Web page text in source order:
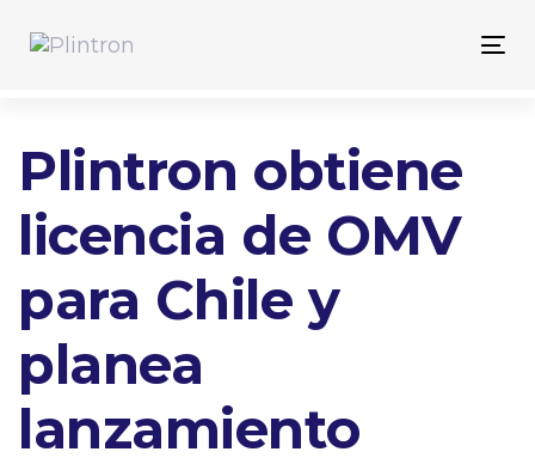
links
content
Plintron obtiene
licencia de OMV
para Chile y
planea
lanzamiento
Post
navigation